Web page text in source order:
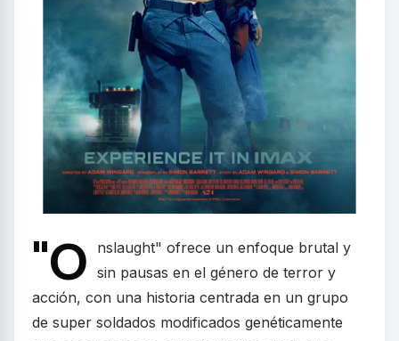
"O
nslaught" ofrece un enfoque brutal y
sin pausas en el género de terror y
acción, con una historia centrada en un grupo
de super soldados modificados genéticamente